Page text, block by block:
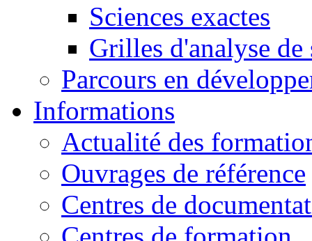
Sciences exactes
Grilles d'analyse de
Parcours en
Informations
Actualité des
Ouvrages de référence
Centres de